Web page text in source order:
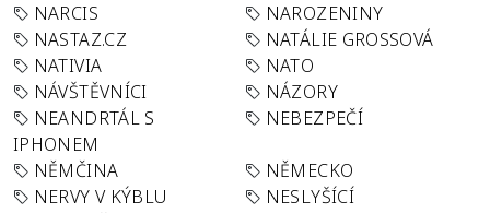
NARCIS
NAROZENINY
NASTAZ.CZ
NATÁLIE GROSSOVÁ
NATIVIA
NATO
NÁVŠTĚVNÍCI
NÁZORY
NEANDRTÁL S
IPHONEM
NEBEZPEČÍ
NĚMČINA
NĚMECKO
NERVY V KÝBLU
NESLYŠÍCÍ